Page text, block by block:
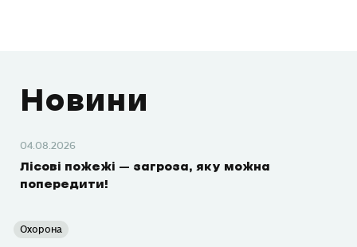
Новини
04.08.2026
Лісові пожежі – загроза, яку можна
попередити!
Охорона